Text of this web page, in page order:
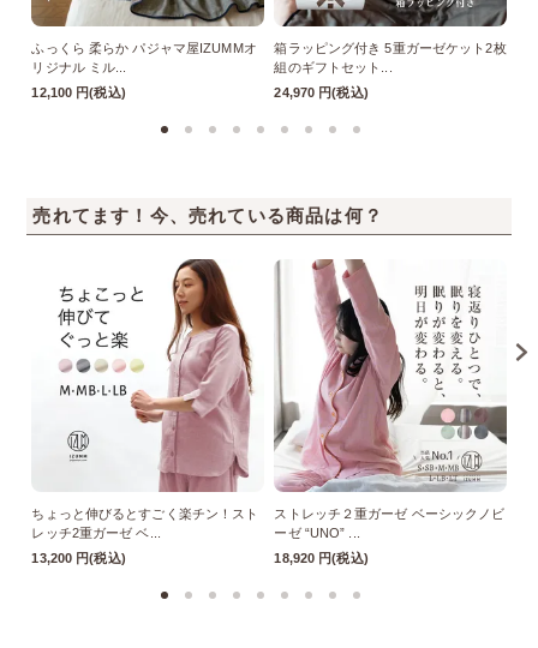
ふっくら 柔らか パジャマ屋IZUMMオ
リジナル ミル...
12,100 円(税込)
箱ラッピング付き 5重ガーゼケット2枚
組のギフトセット...
24,970 円(税込)
売れてます！今、売れている商品は何？
ちょっと伸びるとすごく楽チン！スト
レッチ2重ガーゼ ベ...
13,200 円(税込)
ストレッチ２重ガーゼ ベーシックノビ
ーゼ “UNO” ...
18,920 円(税込)